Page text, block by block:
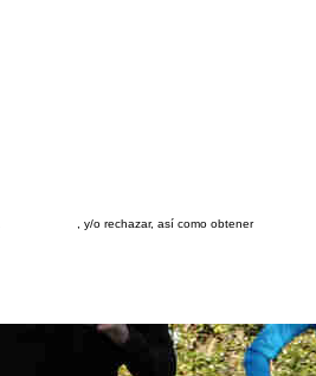
, y/o rechazar, así como obtener